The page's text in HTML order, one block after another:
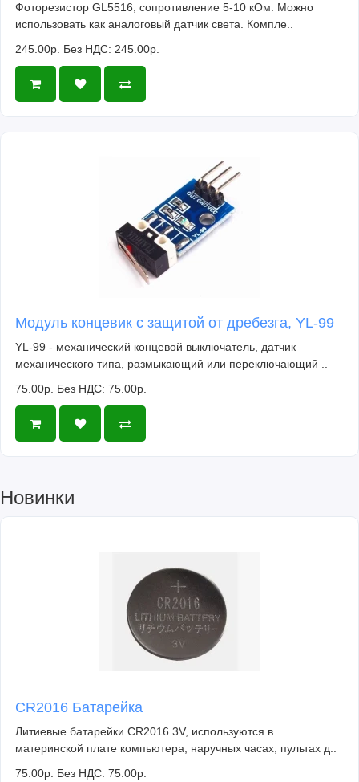
Фоторезистор GL5516, сопротивление 5-10 кОм. Можно
использовать как аналоговый датчик света. Компле..
245.00р. Без НДС: 245.00р.
Модуль концевик с защитой от дребезга, YL-99
YL-99 - механический концевой выключатель, датчик
механического типа, размыкающий или переключающий ..
75.00р. Без НДС: 75.00р.
Новинки
CR2016 Батарейка
Литиевые батарейки CR2016 3V, используются в
материнской плате компьютера, наручных часах, пультах д..
75.00р. Без НДС: 75.00р.